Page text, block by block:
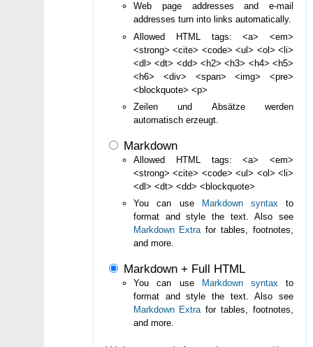
Web page addresses and e-mail
addresses turn into links automatically.
Allowed HTML tags: <a> <em>
<strong> <cite> <code> <ul> <ol> <li>
<dl> <dt> <dd> <h2> <h3> <h4> <h5>
<h6> <div> <span> <img> <pre>
<blockquote> <p>
Zeilen und Absätze werden
automatisch erzeugt.
Markdown
Allowed HTML tags: <a> <em>
<strong> <cite> <code> <ul> <ol> <li>
<dl> <dt> <dd> <blockquote>
You can use
Markdown syntax to
format and style the text. Also see
Markdown Extra for tables, footnotes,
and more.
Markdown + Full HTML
You can use Markdown syntax to
format and style the text. Also see
Markdown Extrafor tables, footnotes,
and more.